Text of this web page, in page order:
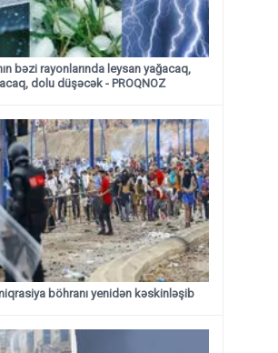
bəzi rayonlarında leysan yağacaq,
dolu düşəcək - PROQNOZ
böhranı yenidən kəskinləşib